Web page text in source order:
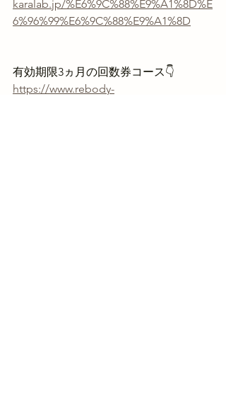
karalab.jp/%E6%9C%88%E9%A1%8D%E
6%96%99%E6%9C%88%E9%A1%8D
有効期限3ヵ月の回数券コース👇
https://www.rebody-